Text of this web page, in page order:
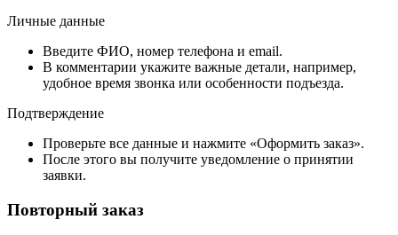
Личные данные
Введите ФИО, номер телефона и email.
В комментарии укажите важные детали, например,
удобное время звонка или особенности подъезда.
Подтверждение
Проверьте все данные и нажмите «Оформить заказ».
После этого вы получите уведомление о принятии
заявки.
Повторный заказ